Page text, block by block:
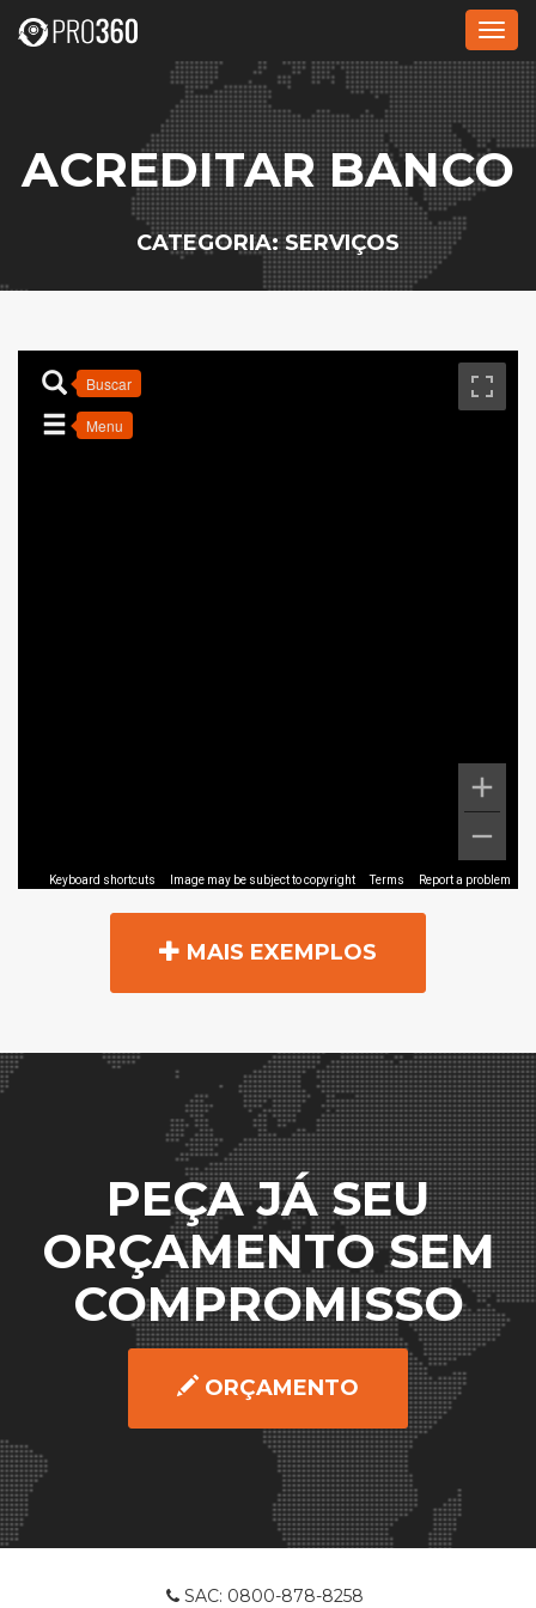
ACREDITAR BANCO
CATEGORIA: SERVIÇOS
MAIS EXEMPLOS
PEÇA JÁ SEU
ORÇAMENTO SEM
COMPROMISSO
ORÇAMENTO
SAC: 0800-878-8258